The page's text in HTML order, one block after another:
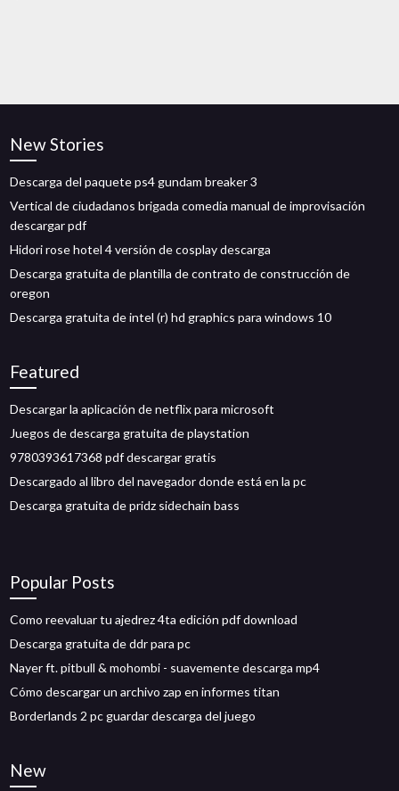
New Stories
Descarga del paquete ps4 gundam breaker 3
Vertical de ciudadanos brigada comedia manual de improvisación
descargar pdf
Hidori rose hotel 4 versión de cosplay descarga
Descarga gratuita de plantilla de contrato de construcción de
oregon
Descarga gratuita de intel (r) hd graphics para windows 10
Featured
Descargar la aplicación de netflix para microsoft
Juegos de descarga gratuita de playstation
9780393617368 pdf descargar gratis
Descargado al libro del navegador donde está en la pc
Descarga gratuita de pridz sidechain bass
Popular Posts
Como reevaluar tu ajedrez 4ta edición pdf download
Descarga gratuita de ddr para pc
Nayer ft. pitbull & mohombi - suavemente descarga mp4
Cómo descargar un archivo zap en informes titan
Borderlands 2 pc guardar descarga del juego
New